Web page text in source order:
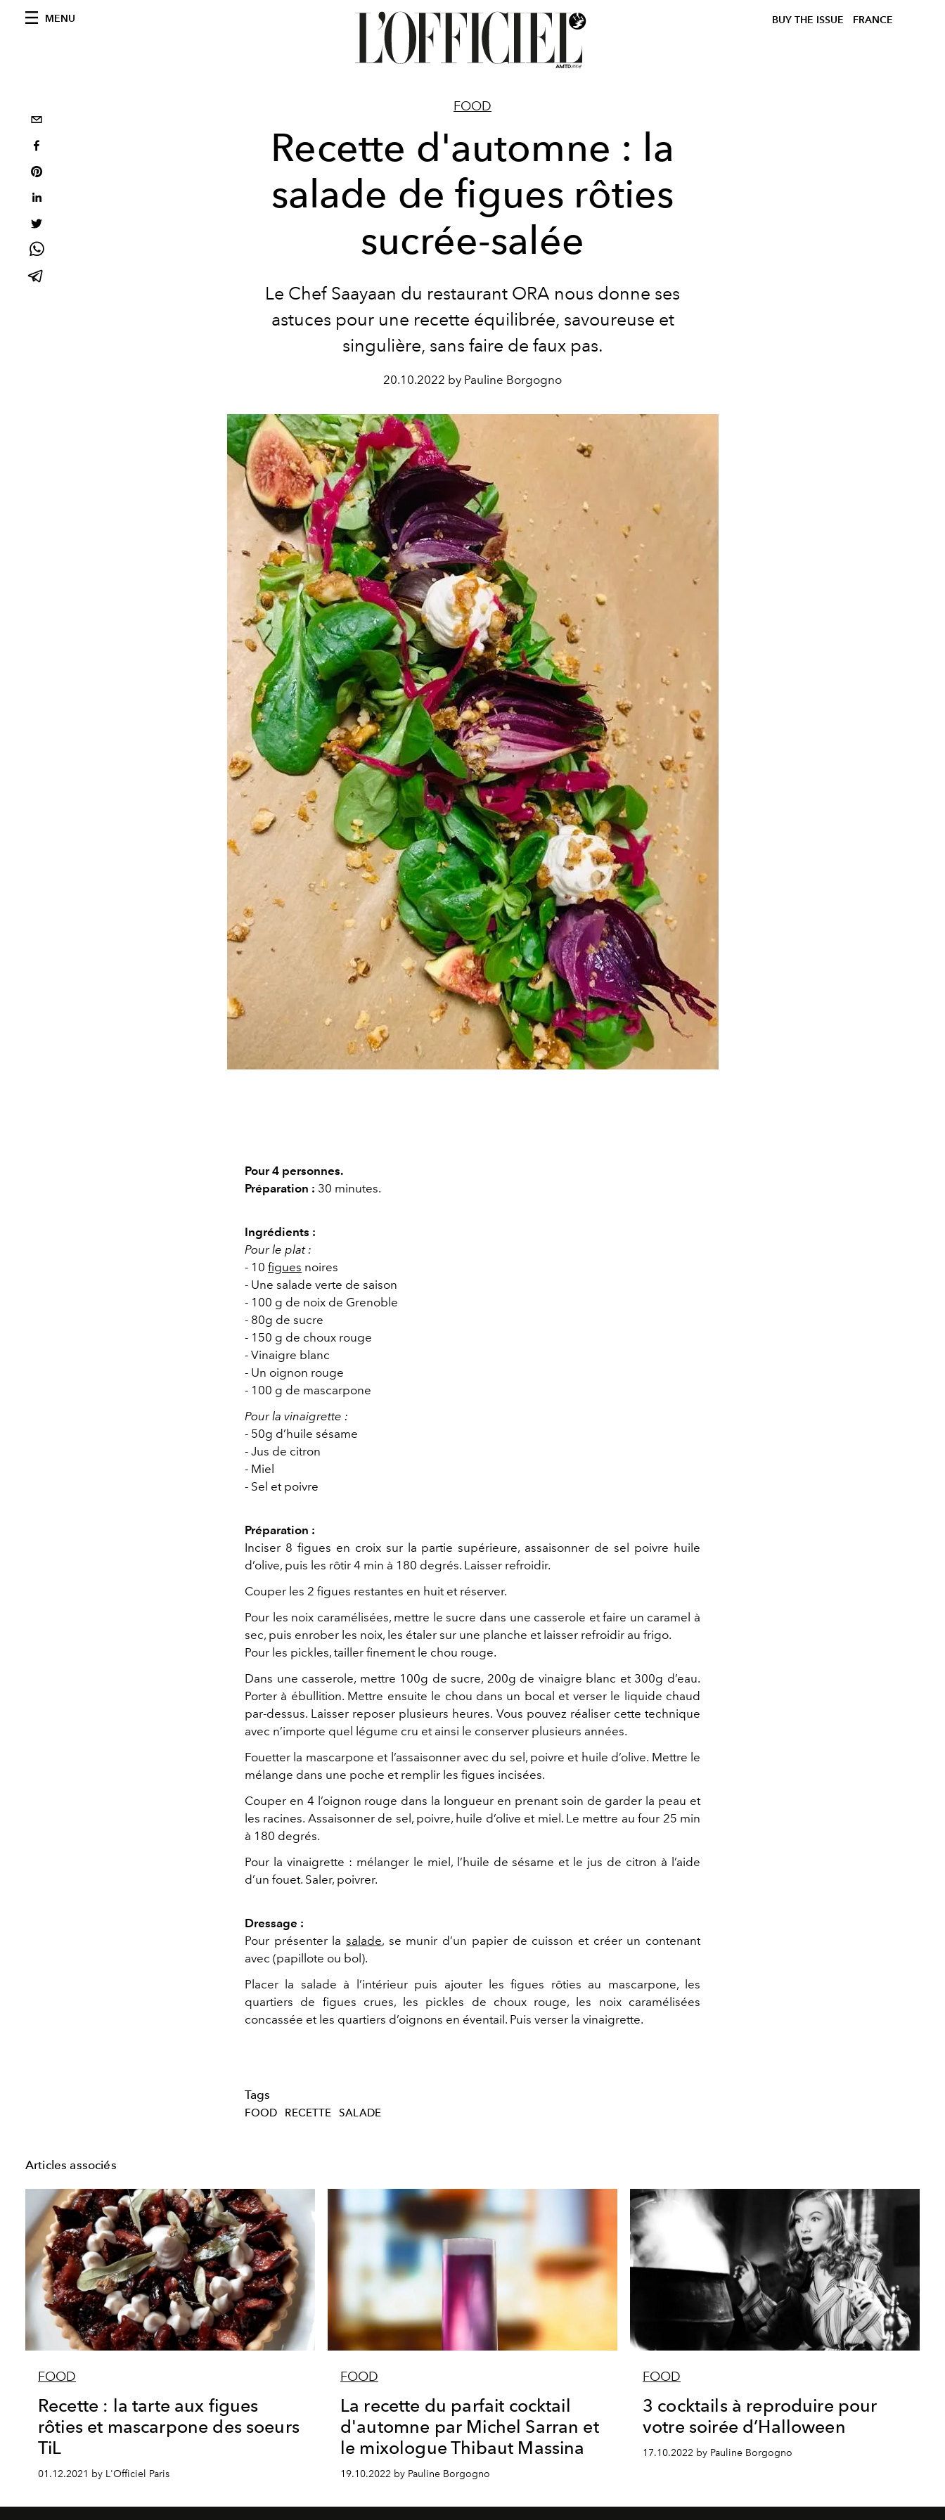
MENU BUY THE ISSUE FRANCE
FOOD
Recette d'automne : la
salade de figues rôties
sucrée-salée
Le Chef Saayaan du restaurant ORA nous donne ses
astuces pour une recette équilibrée, savoureuse et
singulière, sans faire de faux pas.
20.10.2022 by Pauline Borgogno
Pour 4 personnes.
Préparation : 30 minutes.
Ingrédients :
Pour le plat :
- 10 figues noires
- Une salade verte de saison
- 100 g de noix de Grenoble
- 80g de sucre
- 150 g de choux rouge
- Vinaigre blanc
- Un oignon rouge
- 100 g de mascarpone
Pour la vinaigrette :
- 50g d’huile sésame
- Jus de citron
- Miel
- Sel et poivre
Préparation :
Inciser 8 figues en croix sur la partie supérieure, assaisonner de sel poivre huile
d’olive, puis les rôtir 4 min à 180 degrés. Laisser refroidir.
Couper les 2 figues restantes en huit et réserver.
Pour les noix caramélisées, mettre le sucre dans une casserole et faire un caramel à
sec, puis enrober les noix, les étaler sur une planche et laisser refroidir au frigo.
Pour les pickles, tailler finement le chou rouge.
Dans une casserole, mettre 100g de sucre, 200g de vinaigre blanc et 300g d’eau.
Porter à ébullition. Mettre ensuite le chou dans un bocal et verser le liquide chaud
par-dessus. Laisser reposer plusieurs heures. Vous pouvez réaliser cette technique
avec n’importe quel légume cru et ainsi le conserver plusieurs années.
Fouetter la mascarpone et l’assaisonner avec du sel, poivre et huile d’olive. Mettre le
mélange dans une poche et remplir les figues incisées.
Couper en 4 l’oignon rouge dans la longueur en prenant soin de garder la peau et
les racines. Assaisonner de sel, poivre, huile d’olive et miel. Le mettre au four 25 min
à 180 degrés.
Pour la vinaigrette : mélanger le miel, l’huile de sésame et le jus de citron à l’aide
d’un fouet. Saler, poivrer.
Dressage :
Pour présenter lasalade, se munir d’un papier de cuisson et créer un contenant
avec (papillote ou bol).
Placer la salade à l’intérieur puis ajouter les figues rôties au mascarpone, les
quartiers de figues crues, les pickles de choux rouge, les noix caramélisées
concassée et les quartiers d’oignons en éventail. Puis verser la vinaigrette.
Tags
FOOD RECETTE SALADE
Articles associés
FOOD
Recette : la tarte aux figues
rôties et mascarpone des soeurs
TiL
01.12.2021 by L'Officiel Paris
FOOD
La recette du parfait cocktail
d'automne par Michel Sarran et
le mixologue Thibaut Massina
19.10.2022 by Pauline Borgogno
FOOD
3 cocktails à reproduire pour
votre soirée d’Halloween
17.10.2022 by Pauline Borgogno